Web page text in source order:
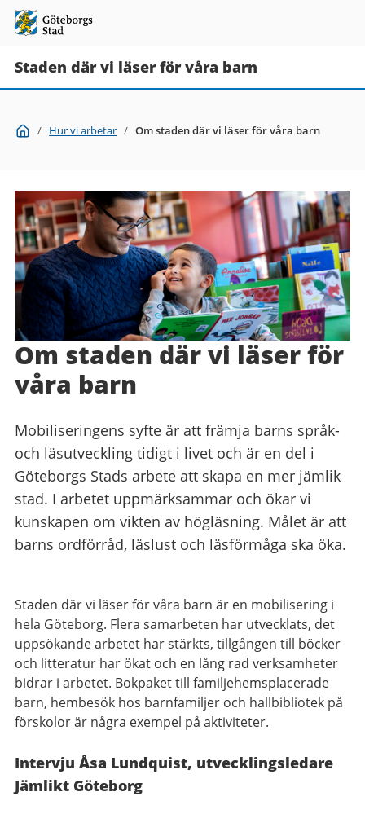
Staden där vi läser för våra barn
Du Start
/ Hur vi arbetar / Om staden där vi läser för våra barn
Om staden där vi läser för
våra barn
Mobiliseringens syfte är att främja barns språk-
och läsutveckling tidigt i livet och är en del i
Göteborgs Stads arbete att skapa en mer jämlik
stad. I arbetet uppmärksammar och ökar vi
kunskapen om vikten av högläsning. Målet är att
barns ordförråd, läslust och läsförmåga ska öka.
Staden där vi läser för våra barn är en mobilisering i
hela Göteborg. Flera samarbeten har utvecklats, det
uppsökande arbetet har stärkts, tillgången till böcker
och litteratur har ökat och en lång rad verksamheter
bidrar i arbetet. Bokpaket till familjehemsplacerade
barn, hembesök hos barnfamiljer och hallbibliotek på
förskolor är några exempel på aktiviteter.
Intervju Åsa Lundquist, utvecklingsledare
Jämlikt Göteborg